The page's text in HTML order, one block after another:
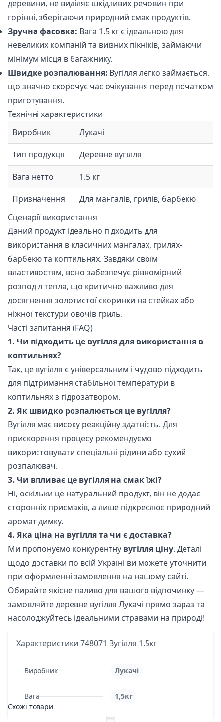
деревини, не виділяє шкідливих речовин при
горінні, зберігаючи природний смак продуктів.
Зручна фасовка: Вага 1.5 кг є ідеальною для
невеликих компаній та виїзних пікніків, займаючи
мінімум місця в багажнику.
Швидке розпалювання: Вугілля легко займається,
що значно скорочує час очікування перед початком
приготування.
Технічні характеристики
Виробник
Лукачі
Тип продукції Деревне вугілля
Вага нетто 1.5 кг
Призначення
Для мангалів, грилів, барбекю
Сценарії використання
Даний продукт ідеально підходить для
використання в класичних мангалах, грилях-
барбекю та коптильнях. Завдяки своїм
властивостям, воно забезпечує рівномірний
розподіл тепла, що критично важливо для
досягнення золотистої скоринки на стейках або
ніжної текстури овочів гриль.
Часті запитання (FAQ)
1. Чи підходить це вугілля для використання в
коптильнях?
Так, це вугілля є універсальним і чудово підходить
для підтримання стабільної температури в
коптильнях з гідрозатвором.
2. Як швидко розпалюється це вугілля?
Вугілля має високу реакційну здатність. Для
прискорення процесу рекомендуємо
використовувати спеціальні рідини або сухий
розпалювач.
3. Чи впливає це вугілля на смак їжі?
Ні, оскільки це натуральний продукт, він не додає
сторонніх присмаків, а лише підкреслює природний
аромат димку.
4. Яка ціна на вугілля та чи є доставка?
Ми пропонуємо конкурентну вугілля ціну. Деталі
щодо доставки по всій Україні ви можете уточнити
при оформленні замовлення на нашому сайті.
Обирайте якісне паливо для вашого відпочинку —
замовляйте деревне вугілля Лукачі прямо зараз та
насолоджуйтесь ідеальними стравами на природі!
Характеристики 748071 Вугілля 1.5кг
Виробник Лукачі
Вага
1,5кг
Схожі товари